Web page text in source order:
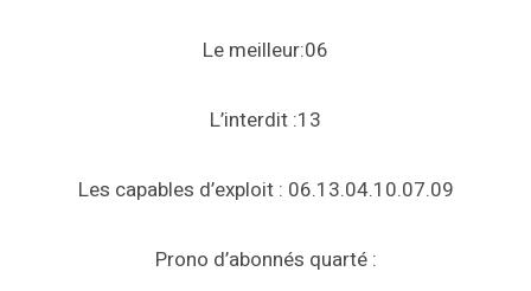
Le meilleur:06
L’interdit :13
Les capables d’exploit : 06.13.04.10.07.09
Prono d’abonnés quarté :